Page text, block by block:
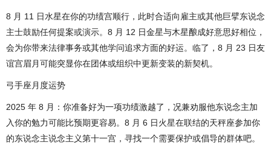
8 月 11 日水星在你的功绩宫顺行，此时合适向雇主或其他巨擘东说念
主士鼓励任何提案或演示。8 月 12 日金星与木星酿成好意思好相位，
会为你带来法律事务或其他学问追求方面的好运。临了，8 月 23 日友
谊宫眉月可能突显你在团体或组织中更新变装的新契机。
弓手座月度运势
2025 年 8 月：你准备好为一项功绩激越了，况兼劝服他东说念主加
入你的勉力可能比预期更容易。8 月 6 日火星在联结的天秤座参加你
的东说念主说念主义第十一宫，寻找一个需要保护或倡导的群体吧。